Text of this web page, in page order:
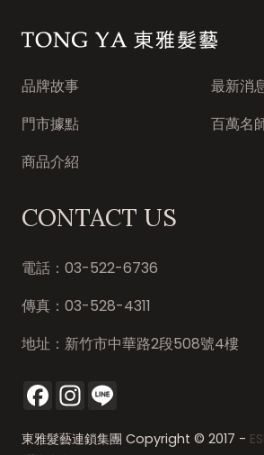
品牌故事
最新消
門市據點
百萬名
商品介紹
CONTACT US
電話： 03-522-6736
傳真： 03-528-4311
地址： 新竹市中華路2段508號4樓
FacebookInstagram
東雅髮藝連鎖集團 Copyright © 2017 -